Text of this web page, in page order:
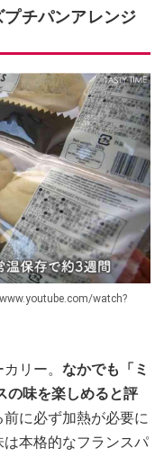
プチパンアレンジ
watch?
リー。 なかでも「ミ
の味を楽しめると評
に必ず加熱が必要に
本格的なフランスパ